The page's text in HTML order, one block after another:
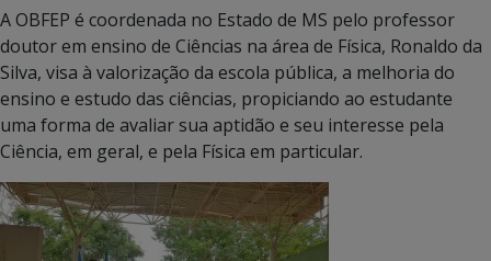
A OBFEP é coordenada no Estado de MS pelo professor
doutor em ensino de Ciências na área de Física, Ronaldo da
Silva, visa à valorização da escola pública, a melhoria do
ensino e estudo das ciências, propiciando ao estudante
uma forma de avaliar sua aptidão e seu interesse pela
Ciência, em geral, e pela Física em particular.